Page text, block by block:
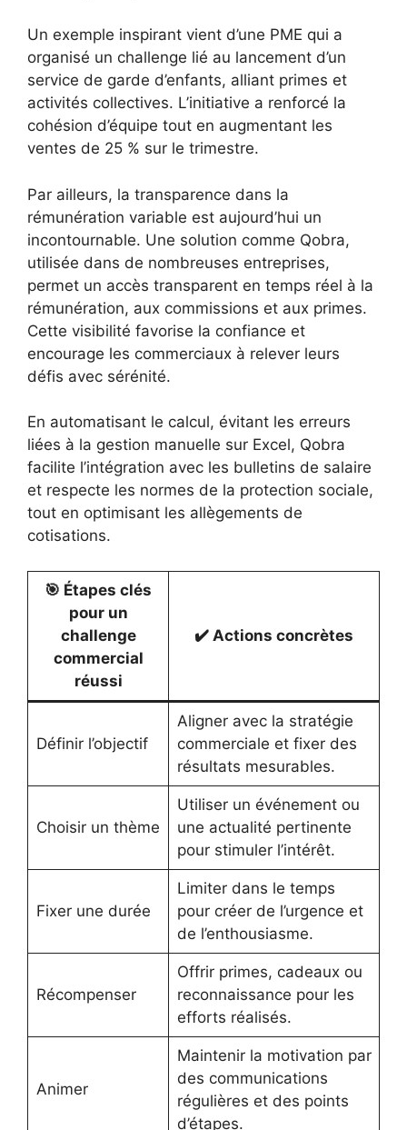
Un exemple inspirant vient d’une PME qui a
organisé un challenge lié au lancement d’un
service de garde d’enfants, alliant primes et
activités collectives. L’initiative a renforcé la
cohésion d’équipe tout en augmentant les
ventes de 25 % sur le trimestre.
Par ailleurs, la transparence dans la
rémunération variable est aujourd’hui un
incontournable. Une solution comme Qobra,
utilisée dans de nombreuses entreprises,
permet un accès transparent en temps réel à la
rémunération, aux commissions et aux primes.
Cette visibilité favorise la confiance et
encourage les commerciaux à relever leurs
défis avec sérénité.
En automatisant le calcul, évitant les erreurs
liées à la gestion manuelle sur Excel, Qobra
facilite l’intégration avec les bulletins de salaire
et respecte les normes de la protection sociale,
tout en optimisant les allègements de
cotisations.
🎯 Étapes clés
pour un
challenge
commercial
réussi
✔️ Actions concrètes
Définir l’objectif
Aligner avec la stratégie
commerciale et fixer des
résultats mesurables.
Choisir un thème
Utiliser un événement ou
une actualité pertinente
pour stimuler l’intérêt.
Fixer une durée
Limiter dans le temps
pour créer de l’urgence et
de l’enthousiasme.
Récompenser
Offrir primes, cadeaux ou
reconnaissance pour les
efforts réalisés.
Animer
Maintenir la motivation par
des communications
régulières et des points
d’étapes.